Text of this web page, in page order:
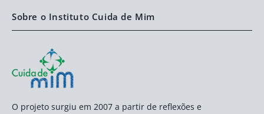
Sobre o Instituto Cuida de Mim
O projeto surgiu em 2007 a partir de reflexões e